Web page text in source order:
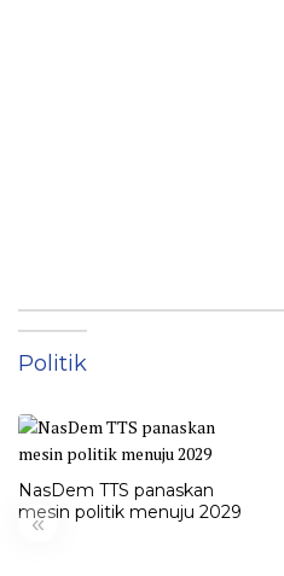
Politik
«
NasDem TTS panaskan
mesin politik menuju 2029